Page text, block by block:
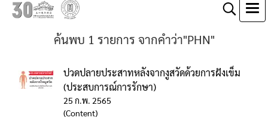
ค้นพบ 1 รายการ จากคำว่า"PHN"
ปวดปลายประสาทหลังจากงูสวัดด้วยการฝังเข็ม
(ประสบการณ์การรักษา)
25 ก.พ. 2565
(Content)